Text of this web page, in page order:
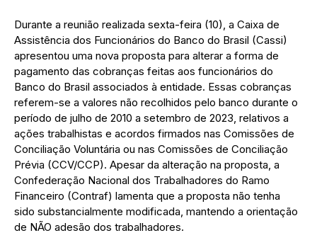
Durante a reunião realizada sexta-feira (10), a Caixa de
Assistência dos Funcionários do Banco do Brasil (Cassi)
apresentou uma nova proposta para alterar a forma de
pagamento das cobranças feitas aos funcionários do
Banco do Brasil associados à entidade. Essas cobranças
referem-se a valores não recolhidos pelo banco durante o
período de julho de 2010 a setembro de 2023, relativos a
ações trabalhistas e acordos firmados nas Comissões de
Conciliação Voluntária ou nas Comissões de Conciliação
Prévia (CCV/CCP). Apesar da alteração na proposta, a
Confederação Nacional dos Trabalhadores do Ramo
Financeiro (Contraf) lamenta que a proposta não tenha
sido substancialmente modificada, mantendo a orientação
de NÃO adesão dos trabalhadores.